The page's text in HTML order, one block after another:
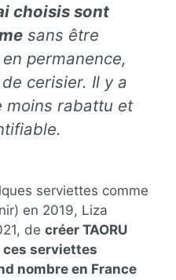
choisis sont
sans être
permanence,
cerisier. Il y a
moins rabattu et
serviettes comme
en 2019, Liza
de créer TAORU
serviettes
nombre en France